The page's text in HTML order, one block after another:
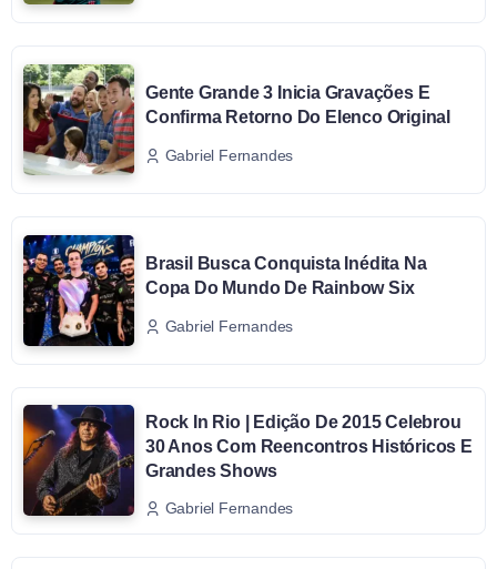
Gente Grande 3 Inicia Gravações E
Confirma Retorno Do Elenco Original
Gabriel Fernandes
Brasil Busca Conquista Inédita Na
Copa Do Mundo De Rainbow Six
Gabriel Fernandes
Rock In Rio | Edição De 2015 Celebrou
30 Anos Com Reencontros Históricos E
Grandes Shows
Gabriel Fernandes